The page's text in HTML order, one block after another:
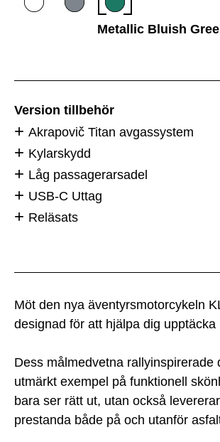
Möt den nya äventyrsmotorcykeln
designad för att hjälpa dig upptäcka
Dess målmedvetna rallyinspirerade
utmärkt exempel på funktionell
bara ser rätt ut, utan också
prestanda både på och utanför
Metallic Bluish
Version tillbehör
Akrapovič Titan avgassystem
Kylarskydd
Låg passagerarsadel
USB-C Uttag
Reläsats